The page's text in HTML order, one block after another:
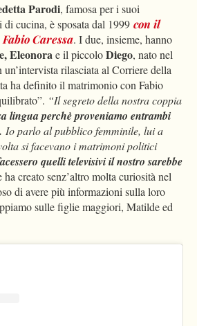
Parodi, famosa per i suoi
cucina, è sposata dal 1999 con il
Caressa. I due, insieme, hanno
Eleonorae il piccoloDiego, nato nel
rilasciata al Corriere della
ha definito il matrimonio con Fabio
“Il segreto della nostra coppia
lingua perchè proveniamo entrambi
Io parlo al pubblico femminile, lui a
si facevano i matrimoni politici
quelli televisivi il nostro sarebbe
creato senz’altro molta curiosità nel
di avere più informazioni sulla loro
sulle figlie maggiori, Matilde ed